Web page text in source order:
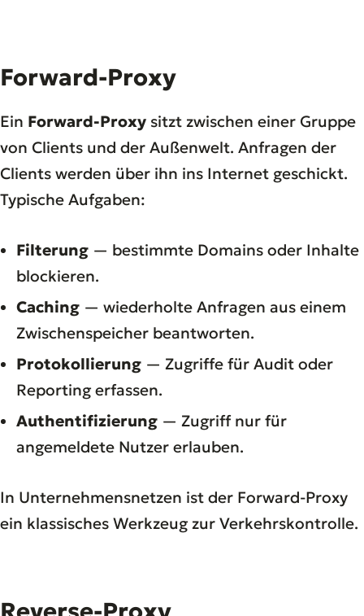
Forward-Proxy
Ein Forward-Proxy sitzt zwischen einer Gruppe
von Clients und der Außenwelt. Anfragen der
Clients werden über ihn ins Internet geschickt.
Typische Aufgaben:
Filterung — bestimmte Domains oder Inhalte
blockieren.
Caching — wiederholte Anfragen aus einem
Zwischenspeicher beantworten.
Protokollierung — Zugriffe für Audit oder
Reporting erfassen.
Authentifizierung — Zugriff nur für
angemeldete Nutzer erlauben.
In Unternehmensnetzen ist der Forward-Proxy
ein klassisches Werkzeug zur Verkehrskontrolle.